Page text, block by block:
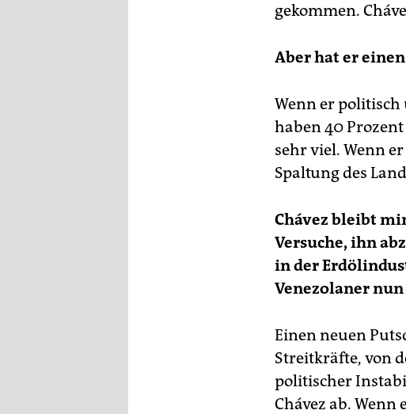
gekommen.
Aber hat er
Wenn er
haben 40
sehr viel. Wenn
Spaltung des
Chávez bleibt
Versuche, ihn
in der
Venezolaner
Einen neuen
Streitkräfte, von
politischer
Chávez ab.